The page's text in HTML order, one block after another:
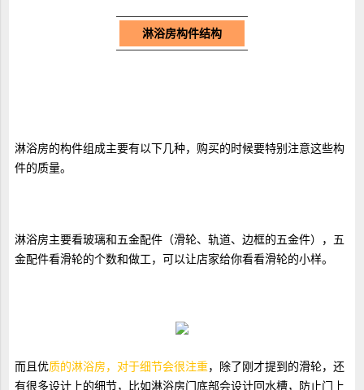
淋浴房构件结构
淋浴房的构件组成主要有以下几种，购买的时候要特别注意这些构
件的质量。
淋浴房主要看玻璃和五金配件（滑轮、轨道、边框的五金件），五
金配件看滑轮的个数和做工，可以让店家给你看看滑轮的小样。
而且优质的淋浴房，对于细节会很注重，除了刚才提到的滑轮，还
有很多设计上的细节，比如淋浴房门底部会设计回水槽，防止门上